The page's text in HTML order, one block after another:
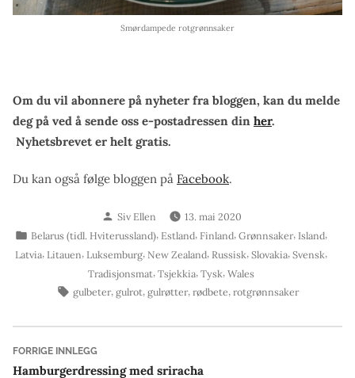
Smørdampede rotgrønnsaker
Om du vil abonnere på nyheter fra bloggen, kan du melde
deg på ved å sende oss e-postadressen din her.
Nyhetsbrevet er helt gratis.
Du kan også følge bloggen på Facebook.
Skrevet
av
Siv Ellen
13. mai 2020
Publisert
i
Belarus (tidl. Hviterussland), Estland, Finland, Grønnsaker, Island,
Latvia, Litauen, Luksemburg, New Zealand, Russisk, Slovakia, Svensk,
Tradisjonsmat, Tsjekkia, Tysk, Wales
Stikkord:
gulbeter, gulrot, gulrøtter, rødbete, rotgrønnsaker
Innleggsnavigasjon
FORRIGE INNLEGGForrige
innlegg:
Hamburgerdressing med sriracha